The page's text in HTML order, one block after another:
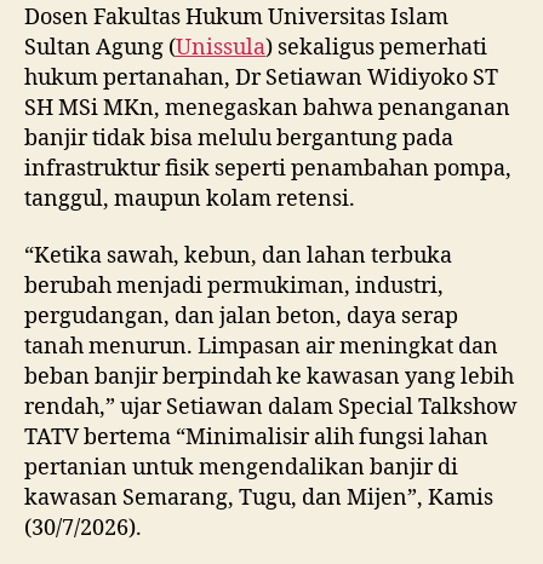
Dosen Fakultas Hukum Universitas Islam
Sultan Agung (Unissula) sekaligus pemerhati
hukum pertanahan, Dr Setiawan Widiyoko ST
SH MSi MKn, menegaskan bahwa penanganan
banjir tidak bisa melulu bergantung pada
infrastruktur fisik seperti penambahan pompa,
tanggul, maupun kolam retensi.
“Ketika sawah, kebun, dan lahan terbuka
berubah menjadi permukiman, industri,
pergudangan, dan jalan beton, daya serap
tanah menurun. Limpasan air meningkat dan
beban banjir berpindah ke kawasan yang lebih
rendah,” ujar Setiawan dalam Special Talkshow
TATV bertema “Minimalisir alih fungsi lahan
pertanian untuk mengendalikan banjir di
kawasan Semarang, Tugu, dan Mijen”, Kamis
(30/7/2026).